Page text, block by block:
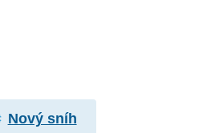
Nový sníh